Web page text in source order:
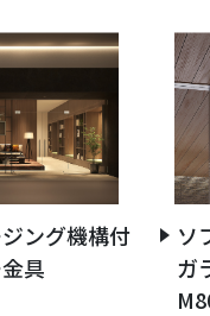
ング機構付
具
ソ
ガ